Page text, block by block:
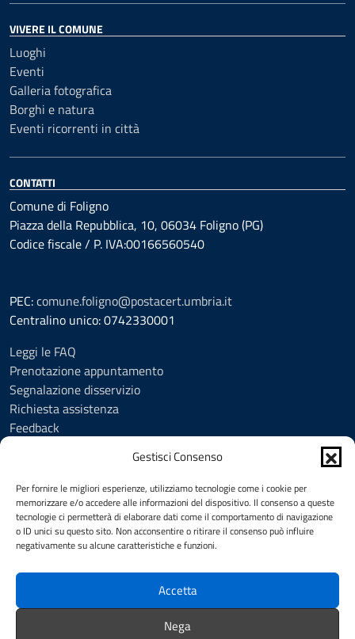
Gestisci Consenso
Per fornire le migliori esperienze, utilizziamo tecnologie come i cookie per
memorizzare e/o accedere alle informazioni del dispositivo. Il consenso a queste
tecnologie ci permetterà di elaborare dati come il comportamento di navigazione
o ID unici su questo sito. Non acconsentire o ritirare il consenso può influire
negativamente su alcune caratteristiche e funzioni.
Accetta
Nega
VIVERE IL COMUNE
Luoghi
Eventi
Galleria fotografica
Borghi e natura
Eventi ricorrenti in città
CONTATTI
Comune di Foligno
Piazza della Repubblica, 10, 06034 Foligno (PG)
Codice fiscale / P. IVA:00166560540
PEC:comune.foligno@postacert.umbria.it
Centralino unico: 0742330001
Leggi le FAQ
Prenotazione appuntamento
Segnalazione disservizio
Richiesta assistenza
Feedback
Informativa privacy
Cookie Policy (UE)
Social Media Policy
Note legali
SEGUICI SU